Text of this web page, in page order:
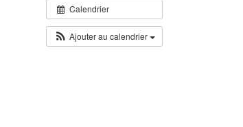
Calendrier
Ajouter au calendrier